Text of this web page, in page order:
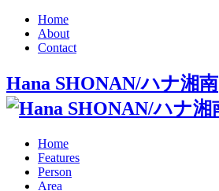
Home
About
Contact
Hana SHONAN/ハナ湘南
Home
Features
Person
Area